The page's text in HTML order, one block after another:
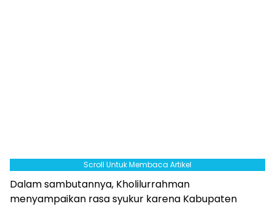
Scroll Untuk Membaca Artikel
Dalam sambutannya, Kholilurrahman
menyampaikan rasa syukur karena Kabupaten